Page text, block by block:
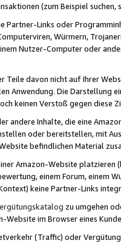
(zum Beispiel
Partner-Links oder
Würmern,
Nutzer-Computer oder
Teile davon nicht auf Ihrer
Anwendung. Die Darstellung
keinen Verstoß gegen diese
andere Inhalte, die eine
oder bereitstellen, mit
befindlichen Material
Amazon-Website
einem Forum, einem
keine Partner-Links
zu umgehen
Website im Browser eines
(Traffic) oder